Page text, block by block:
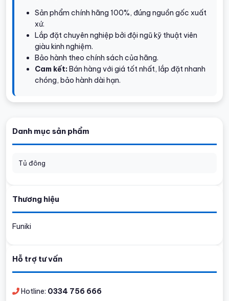
Danh mục sản phẩm
Tủ đông
Thương hiệu
Funiki
Hỗ trợ tư vấn
Hotline: 0334 756 666
Sản phẩm chính hãng 100%, đúng nguồn gốc xuất
xứ.
Lắp đặt chuyên nghiệp bởi đội ngũ kỹ thuật viên
giàu kinh nghiệm.
Bảo hành theo chính sách của hãng.
Cam kết:Bán hàng với giá tốt nhất, lắp đặt nhanh
chóng, bảo hành dài hạn.